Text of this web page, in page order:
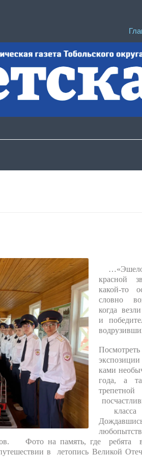
красной
какой-то
словно
когда
и
экспозиции
ками
года, а
класса
Фото на память, где
в летопись Великой